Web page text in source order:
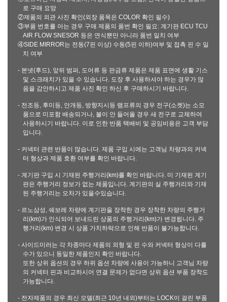
로 구매 요망
②제품의 외관 사진 확인(외장 품목은 COLOR 확인 필수)
③부품 번호를 아는 경우 구매 제품의 품번 확인 필요: 계기판 ECU TCU
AIR FLOW SNESOR 등은 연식뿐만 아니라 품번 일치 여부
④SIDE MIRROR는 전동(7핀 이상) 수동(5핀 이하)여부 및 접촉 핀 수 일
치 여부
- 본넷(후드), 앞뒤 범퍼, 도어류 등 판금류 제품은 제품 표면에 생활 기스
및 스크래치가 있을 수 있습니다. 도장 후 사용하셔야 하는 경우가 많
음을 감안하시고 제품 사진 확인 하신 후 구매하시기 바랍니다.
- 전조등, 후미등, 안개등, 방향지시등 램프류의 경우 전구(소켓)는 소모
품으로 미포함 배송되거나, 불이 안 들어올 경우 새 전구로 교체하여
사용하시기 바랍니다. 이로 인한 반품 택배비 및 공임비용은 고객 부담
입니다.
- 커넥터 관련 반품이 많습니다. 제품 구입 시에는 고객님 차량과의 커넥
터 형상과 제품 호환 여부를 확인 바랍니다.
- 계기판 구입 시 기재된 주행거리(km)를 확인 바랍니다. 미 기재된 계기
판은 주행거리 정보가 없는 제품입니다. 계기판의 실 주행거리와 기재
된 주행거리는 오차가 있을수있습니다.
- 르노삼성, 쉐보레 차량에 계기판을 장착한 경우 장착한 차량의 주행거
리(km)가 인식되어 보내드린 상품의 주행거리(km)가 변경됩니다. 주
행거리(km) 변경 시 상품 가치하락으로 인해 반품이 불가능합니다.
- 사이드미러는 각 차종마다 제품의 외형 및 핀 수와 커넥터 형상이 다를
수가 있으니 동일한 제품인지 확인 바랍니다.
또한 상위 옵션의 경우 하위 옵션 차량에 사용이 가능하니 고객님 차량
의 커넥터 핀과 비교하시어 연결 문제가 없다면 상위 옵션 부품 장착도
가능합니다.
- 전자제품의 경우 최신 모델(최근 10년 내외)부터는 LOCK이 걸린 부품